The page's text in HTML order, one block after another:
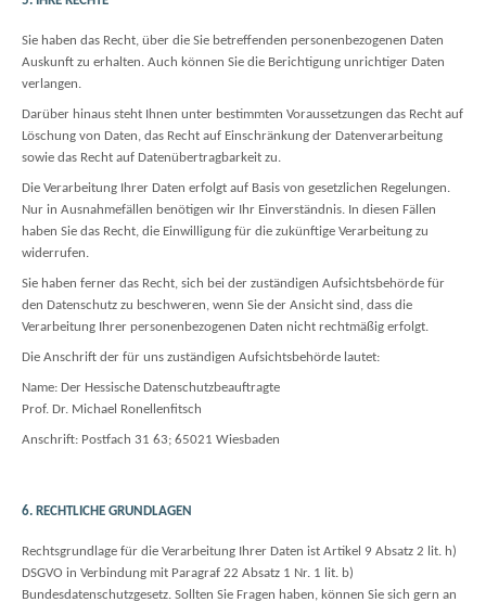
Sie haben das Recht, über die Sie betreffenden personenbezogenen Daten
Auskunft zu erhalten. Auch können Sie die Berichtigung unrichtiger Daten
verlangen.
Darüber hinaus steht Ihnen unter bestimmten Voraussetzungen das Recht auf
Löschung von Daten, das Recht auf Einschränkung der Datenverarbeitung
sowie das Recht auf Datenübertragbarkeit zu.
Die Verarbeitung Ihrer Daten erfolgt auf Basis von gesetzlichen Regelungen.
Nur in Ausnahmefällen benötigen wir Ihr Einverständnis. In diesen Fällen
haben Sie das Recht, die Einwilligung für die zukünftige Verarbeitung zu
widerrufen.
Sie haben ferner das Recht, sich bei der zuständigen Aufsichtsbehörde für
den Datenschutz zu beschweren, wenn Sie der Ansicht sind, dass die
Verarbeitung Ihrer personenbezogenen Daten nicht rechtmäßig erfolgt.
Die Anschrift der für uns zuständigen Aufsichtsbehörde lautet:
Name: Der Hessische Datenschutzbeauftragte
Prof. Dr. Michael Ronellenfitsch
Anschrift: Postfach 31 63; 65021 Wiesbaden
6. RECHTLICHE GRUNDLAGEN
Rechtsgrundlage für die Verarbeitung Ihrer Daten ist Artikel 9 Absatz 2 lit. h)
DSGVO in Verbindung mit Paragraf 22 Absatz 1 Nr. 1 lit. b)
Bundesdatenschutzgesetz. Sollten Sie Fragen haben, können Sie sich gern an